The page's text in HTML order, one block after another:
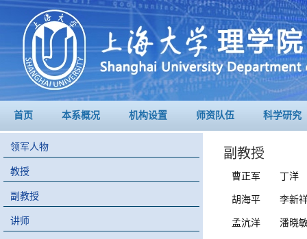
首页 本系概况 机构设置 师资队伍 科学研究
领军人物
教授
副教授
讲师
副教授
曹正军 丁洋
胡海平 李新
孟沆洋 潘晓